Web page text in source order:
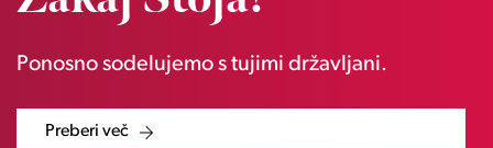
Ponosno sodelujemo s tujimi državljani.
Preberi več